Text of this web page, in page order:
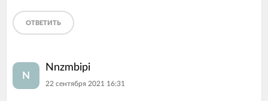
ОТВЕТИТЬ
N
Nnzmbipi
22 сентября 2021 16:31